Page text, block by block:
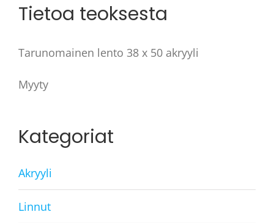
Tietoa teoksesta
Tarunomainen lento 38 x 50 akryyli
Myyty
Kategoriat
Akryyli
Linnut